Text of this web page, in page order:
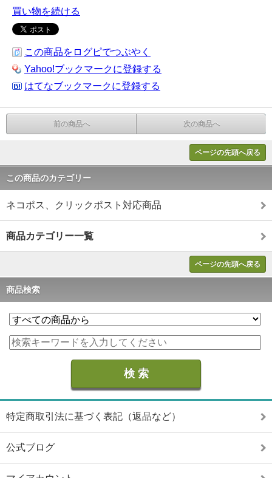
買い物を続ける
この商品をログピでつぶやく
Yahoo!ブックマークに登録する
はてなブックマークに登録する
前の商品へ 次の商品へ
ページの先頭へ戻る
この商品のカテゴリー
ネコポス、クリックポスト対応商品
商品カテゴリー一覧
ページの先頭へ戻る
商品検索
特定商取引法に基づく表記（返品など）
公式ブログ